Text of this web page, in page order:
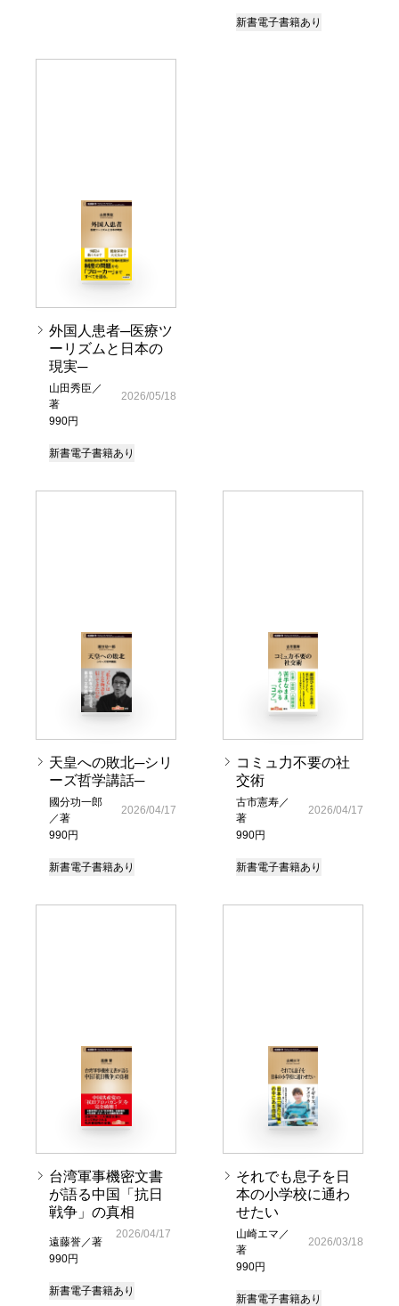
新書電子書籍あり
外国人患者─医療ツ
ーリズムと日本の
現実─
山田秀臣／
著
990円
2026/05/18
新書電子書籍あり
天皇への敗北─シリ
ーズ哲学講話─
國分功一郎
／著
990円
2026/04/17
新書電子書籍あり
コミュ力不要の社
交術
古市憲寿／
著
990円
2026/04/17
新書電子書籍あり
台湾軍事機密文書
が語る中国「抗日
戦争」の真相
遠藤誉／著
990円
2026/04/17
新書電子書籍あり
それでも息子を日
本の小学校に通わ
せたい
山崎エマ／
著
990円
2026/03/18
新書電子書籍あり